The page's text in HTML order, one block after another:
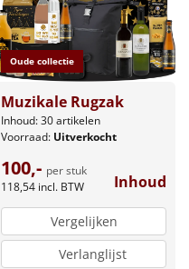
Oude collectie
Muzikale Rugzak
Inhoud: 30 artikelen
Voorraad: Uitverkocht
100,- per stuk
118,54 incl. BTW Inhoud
Vergelijken
Verlanglijst